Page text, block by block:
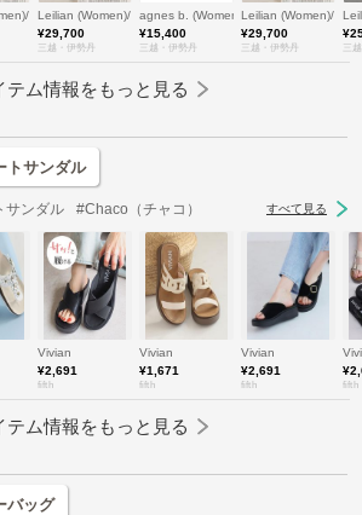
レリアン
Leilian (Women)/レリアン
¥29,700
三越・伊勢丹
agnes b. (Women)/アニエスベー
¥15,400
三越・伊勢丹
Leilian (Women)/レリ
¥29,700
三越・伊勢丹 三
テム情報をもっと見る
トサンダル
サンダル #Chaco（チャコ） すべて見る
Vivian
¥2,691
fifth
Vivian
¥1,671
fifth
Vivian
¥2,691
fifth fifth
テム情報をもっと見る
バッグ